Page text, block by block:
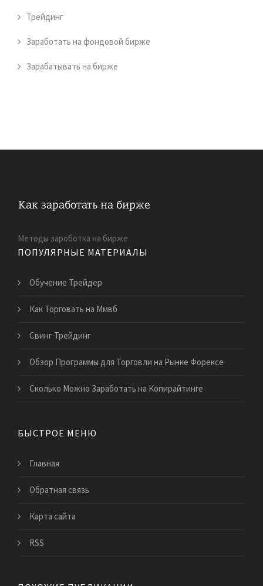
Трейдинг
Заработать на фондовой бирже
Зарабатывать на бирже
Методы зароботка на бирже
ПОПУЛЯРНЫЕ МАТЕРИАЛЫ
Обучение Трейдер
Как Торговать на Ммвб
Свинг Трейдинг
Обзор Программы для Торговли на Рынке Форексе
Сколько Можно Заработать на Копирайтинге
БЫСТРОЕ МЕНЮ
Главная
Обратная связь
Карта сайта
RSS